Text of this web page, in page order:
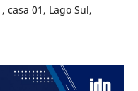
casa 01, Lago Sul,